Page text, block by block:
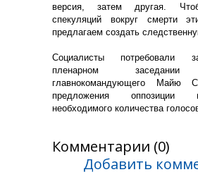
версия, затем другая.
спекуляций вокруг смерти
предлагаем создать
Социалисты потребовали
пленарном заседании
главнокомандующего Майю
предложения оппозиции
необходимого количества
Комментарии (0)
Добавить